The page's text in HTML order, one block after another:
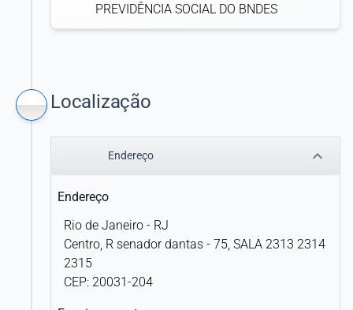
PREVIDÊNCIA SOCIAL DO BNDES
Localização
Endereço keyboard_arrow_down
Endereço
Rio de Janeiro - RJ
Centro, R senador dantas - 75, SALA 2313 2314
2315
CEP: 20031-204